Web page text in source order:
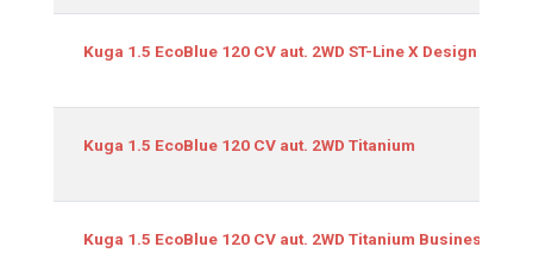
Kuga 1.5 EcoBlue 120 CV aut. 2WD ST-Line X Design
Kuga 1.5 EcoBlue 120 CV aut. 2WD Titanium
Kuga 1.5 EcoBlue 120 CV aut. 2WD Titanium Business